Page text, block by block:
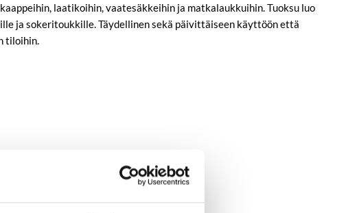
laatikoihin, vaatesäkkeihin ja matkalaukkuihin. Tuoksu luo
ja sokeritoukkille. Täydellinen sekä päivittäiseen käyttöön että
tiloihin.